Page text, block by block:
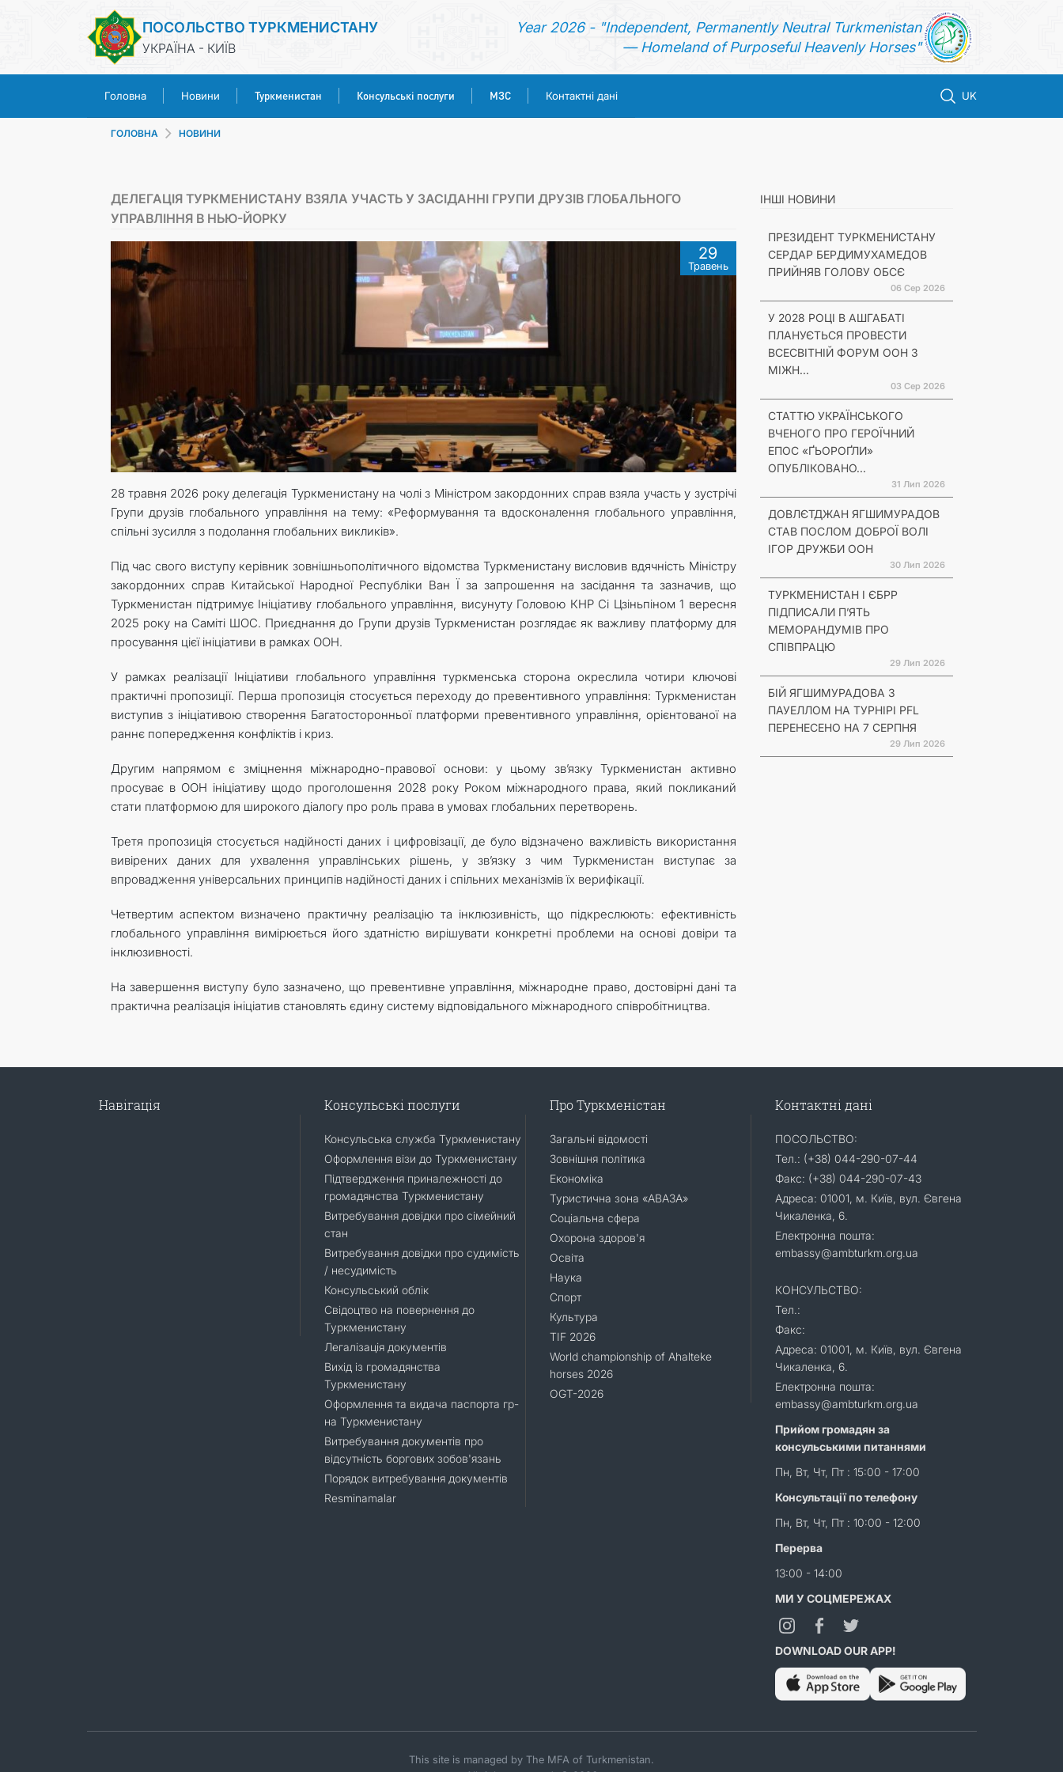
ПОСОЛЬСТВО ТУРКМЕНИСТАНУ
УКРАЇНА - КИЇВ
Year 2026 - "Independent, Permanently Neutral Turkmenistan
— Homeland of Purposeful Heavenly Horses"
Головна Новини Туркменистан Консульські послуги МЗС Контактні дані UK
КОНСУЛЬСЬКІ ПОСЛУГИ
КОНТАКТНІ ДАНІ
ГОЛОВНА НОВИНИ
ДЕЛЕГАЦІЯ ТУРКМЕНИСТАНУ ВЗЯЛА УЧАСТЬ У ЗАСІДАННІ ГРУПИ ДРУЗІВ ГЛОБАЛЬНОГО
УПРАВЛІННЯ В НЬЮ-ЙОРКУ
29
Травень
28 травня 2026 року делегація Туркменистану на чолі з Міністром закордонних справ взяла участь у зустрічі
Групи друзів глобального управління на тему: «Реформування та вдосконалення глобального управління,
спільні зусилля з подолання глобальних викликів».
Під час свого виступу керівник зовнішньополітичного відомства Туркменистану висловив вдячність Міністру
закордонних справ Китайської Народної Республіки Ван Ї за запрошення на засідання та зазначив, що
Туркменистан підтримує Ініціативу глобального управління, висунуту Головою КНР Сі Цзіньпіном 1 вересня
2025 року на Саміті ШОС. Приєднання до Групи друзів Туркменистан розглядає як важливу платформу для
просування цієї ініціативи в рамках ООН.
У рамках реалізації Ініціативи глобального управління туркменська сторона окреслила чотири ключові
практичні пропозиції. Перша пропозиція стосується переходу до превентивного управління: Туркменистан
виступив з ініціативою створення Багатосторонньої платформи превентивного управління, орієнтованої на
раннє попередження конфліктів і криз.
Другим напрямом є зміцнення міжнародно-правової основи: у цьому зв’язку Туркменистан активно
просуває в ООН ініціативу щодо проголошення 2028 року Роком міжнародного права, який покликаний
стати платформою для широкого діалогу про роль права в умовах глобальних перетворень.
Третя пропозиція стосується надійності даних і цифровізації, де було відзначено важливість використання
вивірених даних для ухвалення управлінських рішень, у зв’язку з чим Туркменистан виступає за
впровадження універсальних принципів надійності даних і спільних механізмів їх верифікації.
Четвертим аспектом визначено практичну реалізацію та інклюзивність, що підкреслюють: ефективність
глобального управління вимірюється його здатністю вирішувати конкретні проблеми на основі довіри та
інклюзивності.
На завершення виступу було зазначено, що превентивне управління, міжнародне право, достовірні дані та
практична реалізація ініціатив становлять єдину систему відповідального міжнародного співробітництва.
ІНШІ НОВИНИ
ПРЕЗИДЕНТ ТУРКМЕНИСТАНУ
СЕРДАР БЕРДИМУХАМЕДОВ
ПРИЙНЯВ ГОЛОВУ ОБСЄ
06 Сер 2026
У 2028 РОЦІ В АШГАБАТІ
ПЛАНУЄТЬСЯ ПРОВЕСТИ
ВСЕСВІТНІЙ ФОРУМ ООН З
МІЖН...
03 Сер 2026
СТАТТЮ УКРАЇНСЬКОГО
ВЧЕНОГО ПРО ГЕРОЇЧНИЙ
ЕПОС «ҐЬОРОҐЛИ»
ОПУБЛІКОВАНО...
31 Лип 2026
ДОВЛЄТДЖАН ЯГШИМУРАДОВ
СТАВ ПОСЛОМ ДОБРОЇ ВОЛІ
ІГОР ДРУЖБИ ООН
30 Лип 2026
ТУРКМЕНИСТАН І ЄБРР
ПІДПИСАЛИ П’ЯТЬ
МЕМОРАНДУМІВ ПРО
СПІВПРАЦЮ
29 Лип 2026
БІЙ ЯГШИМУРАДОВА З
ПАУЕЛЛОМ НА ТУРНІРІ PFL
ПЕРЕНЕСЕНО НА 7 СЕРПНЯ
29 Лип 2026
Навігація Консульські послуги
Консульська служба Туркменистану
Оформлення візи до Туркменистану
Підтвердження приналежності до
громадянства Туркменистану
Витребування довідки про сімейний
стан
Витребування довідки про судимість
/ несудимість
Консульський облік
Свідоцтво на повернення до
Туркменистану
Легалізація документів
Вихід із громадянства
Туркменистану
Оформлення та видача паспорта гр-
на Туркменистану
Витребування документів про
відсутність боргових зобов'язань
Порядок витребування документів
Resminamalar
Про Туркменістан
Загальні відомості
Зовнішня політика
Економіка
Туристична зона «АВАЗА»
Соціальна сфера
Охорона здоров'я
Освіта
Наука
Спорт
Культура
TIF 2026
World championship of Ahalteke
horses 2026
OGT-2026
Контактні дані
ПОСОЛЬСТВО:
Тел.: (+38) 044-290-07-44
Факс: (+38) 044-290-07-43
Адреса: 01001, м. Київ, вул. Євгена
Чикаленка, 6.
Електронна пошта:
embassy@ambturkm.org.ua
КОНСУЛЬСТВО:
Тел.:
Факс:
Адреса: 01001, м. Київ, вул. Євгена
Чикаленка, 6.
Електронна пошта:
embassy@ambturkm.org.ua
Прийом громадян за
консульськими питаннями
Пн, Вт, Чт, Пт : 15:00 - 17:00
Консультації по телефону
Пн, Вт, Чт, Пт : 10:00 - 12:00
Перерва
13:00 - 14:00
МИ У СОЦМЕРЕЖАХ
DOWNLOAD OUR APP!
This site is managed by The MFA of Turkmenistan.